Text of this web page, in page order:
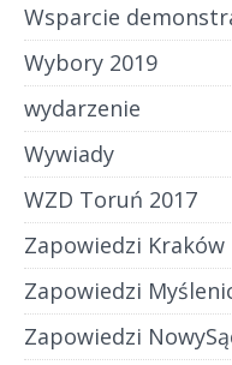
Wsparcie
Wybory 2019
wydarzenie
Wywiady
WZD Toruń 2017
Zapowiedzi Kraków
Zapowiedzi
Zapowiedzi